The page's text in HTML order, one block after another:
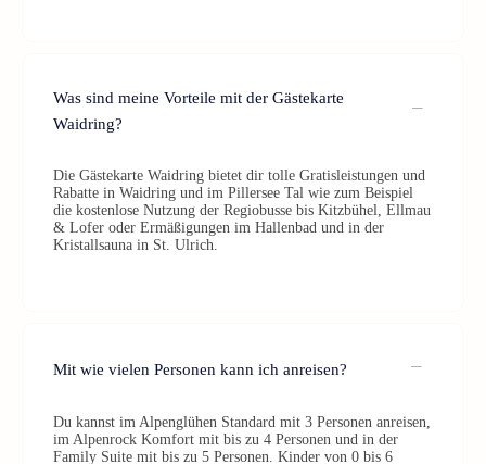
Was sind meine Vorteile mit der Gästekarte
Waidring?
Die Gästekarte Waidring bietet dir tolle Gratisleistungen und
Rabatte in Waidring und im Pillersee Tal wie zum Beispiel
die kostenlose Nutzung der Regiobusse bis Kitzbühel, Ellmau
& Lofer oder Ermäßigungen im Hallenbad und in der
Kristallsauna in St. Ulrich.
Mit wie vielen Personen kann ich anreisen?
Du kannst im Alpenglühen Standard mit 3 Personen anreisen,
im Alpenrock Komfort mit bis zu 4 Personen und in der
Family Suite mit bis zu 5 Personen. Kinder von 0 bis 6